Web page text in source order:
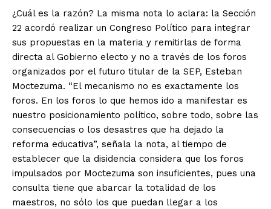
¿Cuál es la razón? La misma nota lo aclara: la Sección
22 acordó realizar un Congreso Político para integrar
sus propuestas en la materia y remitirlas de forma
directa al Gobierno electo y no a través de los foros
organizados por el futuro titular de la SEP, Esteban
Moctezuma. “El mecanismo no es exactamente los
foros. En los foros lo que hemos ido a manifestar es
nuestro posicionamiento político, sobre todo, sobre las
consecuencias o los desastres que ha dejado la
reforma educativa”, señala la nota, al tiempo de
establecer que la disidencia considera que los foros
impulsados por Moctezuma son insuficientes, pues una
consulta tiene que abarcar la totalidad de los
maestros, no sólo los que puedan llegar a los